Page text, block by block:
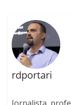
rdportari